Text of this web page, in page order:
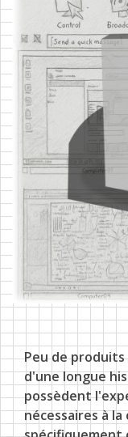
ACHETER
Peu de
d'une longue
possèdent
nécessaires à